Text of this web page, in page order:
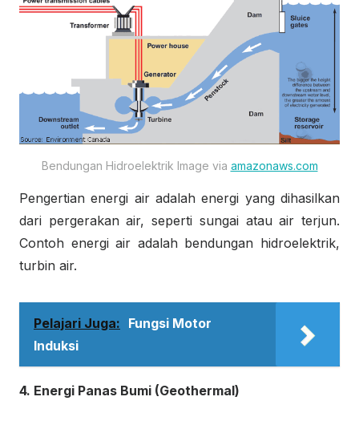
Bendungan Hidroelektrik Image via amazonaws.com
Pengertian energi air adalah energi yang dihasilkan
dari pergerakan air, seperti sungai atau air terjun.
Contoh energi air adalah bendungan hidroelektrik,
turbin air.
Pelajari Juga: Fungsi Motor
Induksi
4. Energi Panas Bumi (Geothermal)